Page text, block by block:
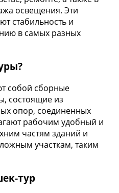
освещения. Эти
стабильность и
в самых разных
собой сборные
состоящие из
опор, соединенных
рабочим удобный и
частям зданий и
участкам, таким
тур